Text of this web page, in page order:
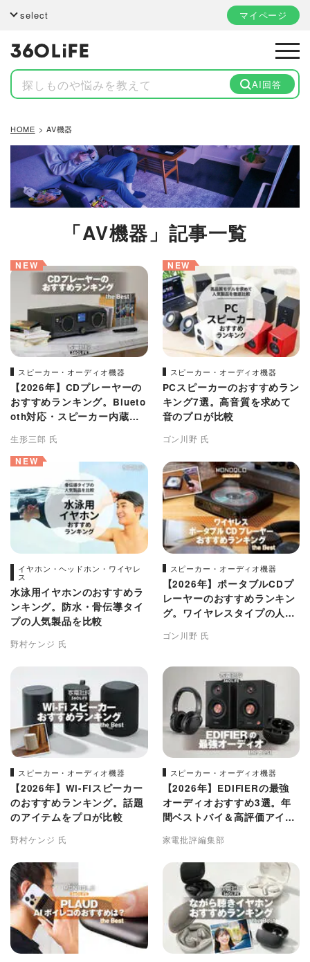
select マイページ
AI回答
HOME AV機器
「AV機器」記事一覧
NEW
スピーカー・オーディオ機器
【2026年】CDプレーヤーの
おすすめランキング。Blueto
oth対応・スピーカー内蔵の
生形三郎 氏
NEW
スピーカー・オーディオ機器
PCスピーカーのおすすめラン
キング7選。高音質を求めて
音のプロが比較
ゴン川野 氏
NEW
イヤホン・ヘッドホン・ワイヤレ
ス
水泳用イヤホンのおすすめラ
ンキング。防水・骨伝導タイ
プの人気製品を比較
野村ケンジ 氏
スピーカー・オーディオ機器
【2026年】ポータブルCDプ
レーヤーのおすすめランキン
グ。ワイヤレスタイプの人気
ゴン川野 氏
スピーカー・オーディオ機器
【2026年】Wi-Fiスピーカー
のおすすめランキング。話題
のアイテムをプロが比較
野村ケンジ 氏
スピーカー・オーディオ機器
【2026年】EDIFIERの最強
オーディオおすすめ3選。年
間ベストバイ＆高評価アイテ
家電批評編集部